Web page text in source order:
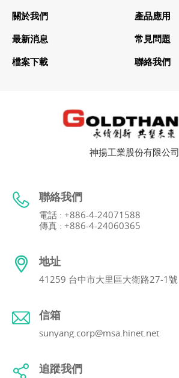
關於我們
產品應用
最新消息
常見問題
檔案下載
聯絡我們
神揚工業股份有限公司
聯絡我們
電話 : +886-4-24071588
傳真 : +886-4-24060365
地址
41259 台中市大里區大衛路27-1號
信箱
sunyang.corp@msa.hinet.net
追蹤我們